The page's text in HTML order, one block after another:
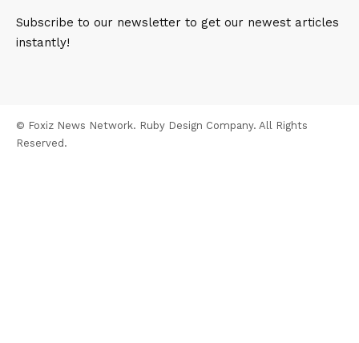
Subscribe to our newsletter to get our newest articles
instantly!
© Foxiz News Network. Ruby Design Company. All Rights
Reserved.